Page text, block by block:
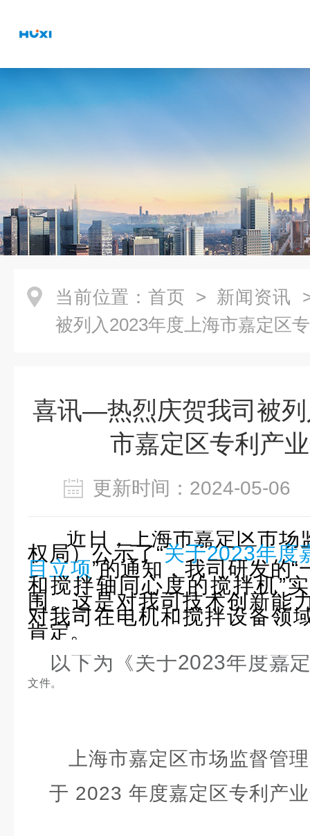
当前位置： 首页 > 新闻资讯
被列入2023年度上海市嘉定区
喜讯—热烈庆贺我司被
市嘉定区专利产
更新时间：2024-05-
近日，上海市嘉定区市场
权局）公示了“关于2023年度
目立项”的通知，我司研发的
和搅拌轴同心度的搅拌机”
围。这是对我司技术创新能
对我司在电机和搅拌设备领
肯定。
以下为《关于2023年度嘉
文件。
上海市嘉定区市场监督管
于 2023 年度嘉定区专利产